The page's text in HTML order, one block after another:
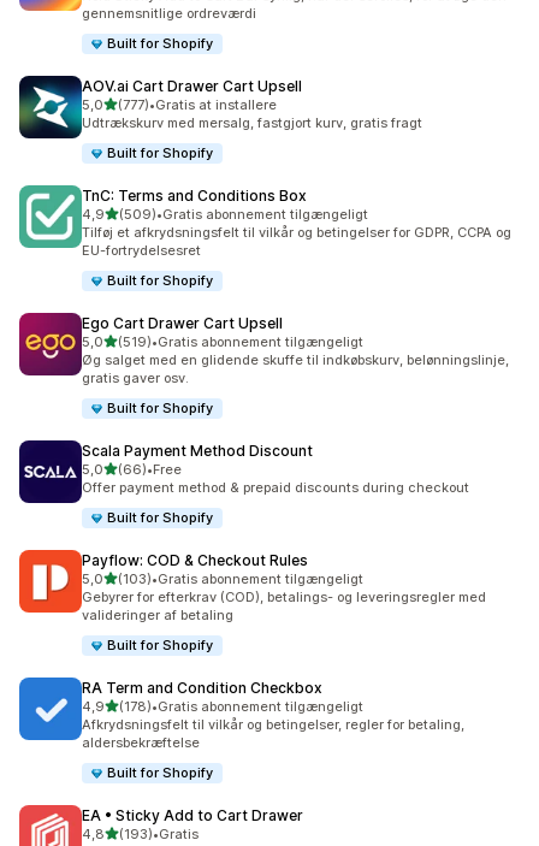
gennemsnitlige ordreværdi
Built for Shopify
AOV.ai Cart Drawer Cart Upsell
5,0ud af 5 stjerner
(777)
777 anmeldelser i alt
•Gratis at installere
Udtrækskurv med mersalg, fastgjort kurv, gratis fragt
Built for Shopify
TnC: Terms and Conditions Box
4,9ud af 5 stjerner
(509)
509 anmeldelser i alt
•Gratis abonnement tilgængeligt
Tilføj et afkrydsningsfelt til vilkår og betingelser for GDPR, CCPA og
EU-fortrydelsesret
Built for Shopify
Ego Cart Drawer Cart Upsell
5,0ud af 5 stjerner
(519)
519 anmeldelser i alt
•Gratis abonnement tilgængeligt
Øg salget med en glidende skuffe til indkøbskurv, belønningslinje,
gratis gaver osv.
Built for Shopify
Scala Payment Method Discount
5,0ud af 5 stjerner
(66)
66 anmeldelser i alt
•Free
Offer payment method & prepaid discounts during checkout
Built for Shopify
Payflow: COD & Checkout Rules
5,0ud af 5 stjerner
(103)
103 anmeldelser i alt
•Gratis abonnement tilgængeligt
Gebyrer for efterkrav (COD), betalings- og leveringsregler med
valideringer af betaling
Built for Shopify
RA Term and Condition Checkbox
4,9ud af 5 stjerner
(178)
178 anmeldelser i alt
•Gratis abonnement tilgængeligt
Afkrydsningsfelt til vilkår og betingelser, regler for betaling,
aldersbekræftelse
Built for Shopify
EA • Sticky Add to Cart Drawer
4,8ud af 5 stjerner
(193)
193 anmeldelser i alt
•Gratis